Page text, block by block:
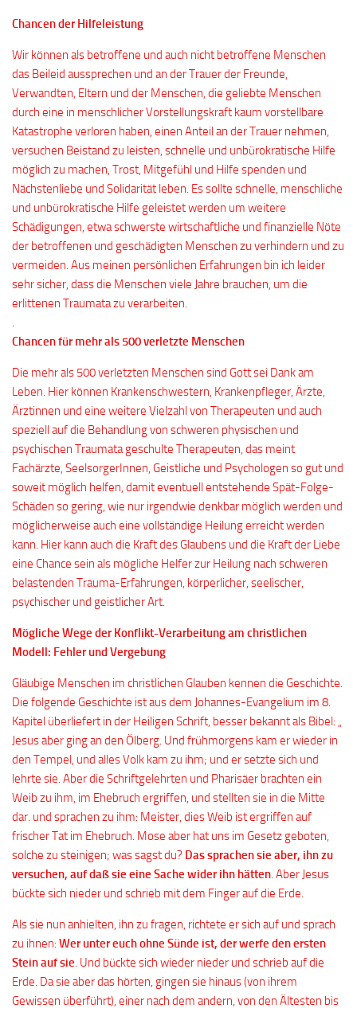
Chancen der Hilfeleistung
Wir können als betroffene und auch nicht betroffene Menschen
das Beileid aussprechen und an der Trauer der Freunde,
Verwandten, Eltern und der Menschen, die geliebte Menschen
durch eine in menschlicher Vorstellungskraft kaum vorstellbare
Katastrophe verloren haben, einen Anteil an der Trauer nehmen,
versuchen Beistand zu leisten, schnelle und unbürokratische Hilfe
möglich zu machen, Trost, Mitgefühl und Hilfe spenden und
Nächstenliebe und Solidarität leben. Es sollte schnelle, menschliche
und unbürokratische Hilfe geleistet werden um weitere
Schädigungen, etwa schwerste wirtschaftliche und finanzielle Nöte
der betroffenen und geschädigten Menschen zu verhindern und zu
vermeiden. Aus meinen persönlichen Erfahrungen bin ich leider
sehr sicher, dass die Menschen viele Jahre brauchen, um die
erlittenen Traumata zu verarbeiten.
.
Chancen für mehr als 500 verletzte Menschen
Die mehr als 500 verletzten Menschen sind Gott sei Dank am
Leben. Hier können Krankenschwestern, Krankenpfleger, Ärzte,
Ärztinnen und eine weitere Vielzahl von Therapeuten und auch
speziell auf die Behandlung von schweren physischen und
psychischen Traumata geschulte Therapeuten, das meint
Fachärzte, SeelsorgerInnen, Geistliche und Psychologen so gut und
soweit möglich helfen, damit eventuell entstehende Spät-Folge-
Schäden so gering, wie nur irgendwie denkbar möglich werden und
möglicherweise auch eine vollständige Heilung erreicht werden
kann. Hier kann auch die Kraft des Glaubens und die Kraft der Liebe
eine Chance sein als mögliche Helfer zur Heilung nach schweren
belastenden Trauma-Erfahrungen, körperlicher, seelischer,
psychischer und geistlicher Art.
Mögliche Wege der Konflikt-Verarbeitung am christlichen
Modell: Fehler und Vergebung
Gläubige Menschen im christlichen Glauben kennen die Geschichte.
Die folgende Geschichte ist aus dem Johannes-Evangelium im 8.
Kapitel überliefert in der Heiligen Schrift, besser bekannt als Bibel: „
Jesus aber ging an den Ölberg. Und frühmorgens kam er wieder in
den Tempel, und alles Volk kam zu ihm; und er setzte sich und
lehrte sie. Aber die Schriftgelehrten und Pharisäer brachten ein
Weib zu ihm, im Ehebruch ergriffen, und stellten sie in die Mitte
dar. und sprachen zu ihm: Meister, dies Weib ist ergriffen auf
frischer Tat im Ehebruch. Mose aber hat uns im Gesetz geboten,
solche zu steinigen; was sagst du? Das sprachen sie aber, ihn zu
versuchen, auf daß sie eine Sache wider ihn hätten. Aber Jesus
bückte sich nieder und schrieb mit dem Finger auf die Erde.
Als sie nun anhielten, ihn zu fragen, richtete er sich auf und sprach
zu ihnen: Wer unter euch ohne Sünde ist, der werfe den ersten
Stein auf sie. Und bückte sich wieder nieder und schrieb auf die
Erde. Da sie aber das hörten, gingen sie hinaus (von ihrem
Gewissen überführt), einer nach dem andern, von den Ältesten bis